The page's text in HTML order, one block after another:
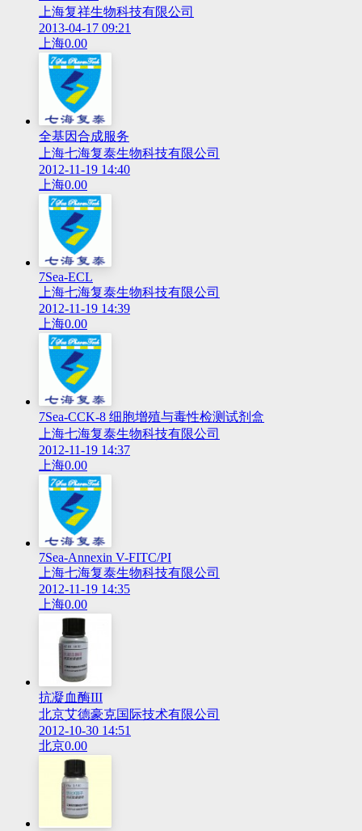
上海复祥生物科技有限公司
2013-04-17 09:21
上海0.00
全基因合成服务
上海七海复泰生物科技有限公司
2012-11-19 14:40
上海0.00
7Sea-ECL
上海七海复泰生物科技有限公司
2012-11-19 14:39
上海0.00
7Sea-CCK-8 细胞增殖与毒性检测试剂盒
上海七海复泰生物科技有限公司
2012-11-19 14:37
上海0.00
7Sea-Annexin V-FITC/PI
上海七海复泰生物科技有限公司
2012-11-19 14:35
上海0.00
抗凝血酶III
北京艾德豪克国际技术有限公司
2012-10-30 14:51
北京0.00